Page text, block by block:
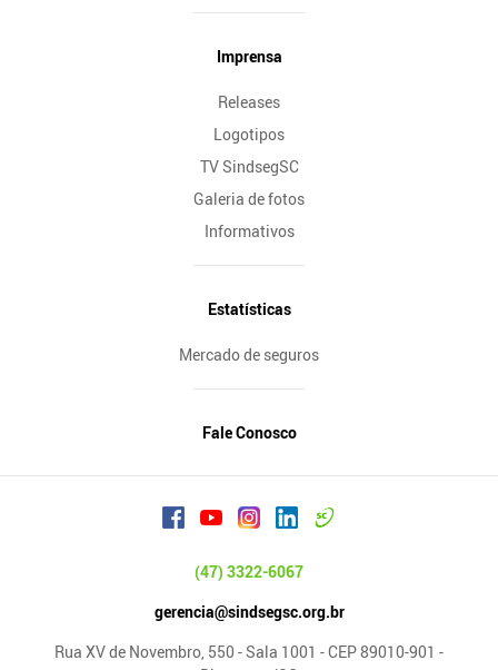
Imprensa
Releases
Logotipos
TV SindsegSC
Galeria de fotos
Informativos
Estatísticas
Mercado de seguros
Fale Conosco
(47) 3322-6067
gerencia@sindsegsc.org.br
Rua XV de Novembro, 550 - Sala 1001 - CEP 89010-901 -